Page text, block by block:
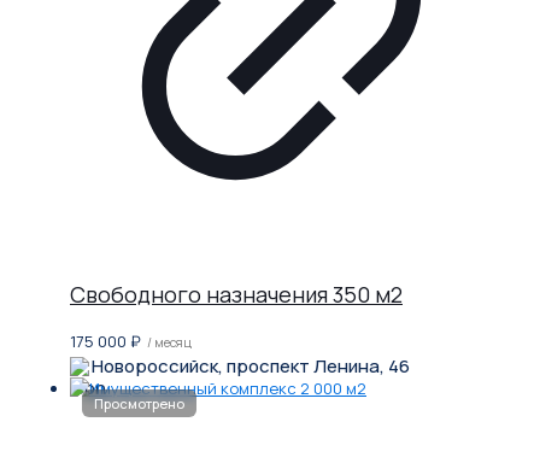
Свободного назначения 350 м2
175 000 ₽ / месяц
Новороссийск, проспект Ленина, 46